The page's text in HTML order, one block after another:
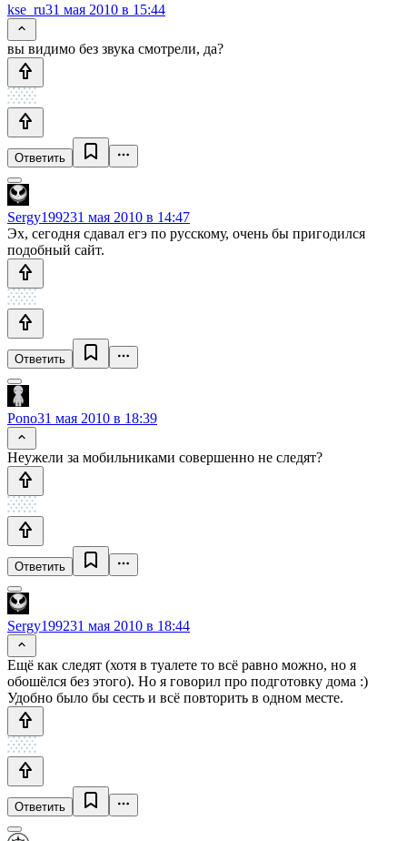
kse_ru31 мая 2010 в 15:44
вы видимо без звука смотрели, да?
Ответить
Sergy199231 мая 2010 в 14:47
Эх, сегодня сдавал егэ по русскому, очень бы пригодился
подобный сайт.
Ответить
Pono31 мая 2010 в 18:39
Неужели за мобильниками совершенно не следят?
Ответить
Sergy199231 мая 2010 в 18:44
Ещё как следят (хотя в туалете то всё равно можно, но я
обошёлся без этого). Но я говорил про подготовку дома :)
Удобно было бы сесть и всё повторить в одном месте.
Ответить